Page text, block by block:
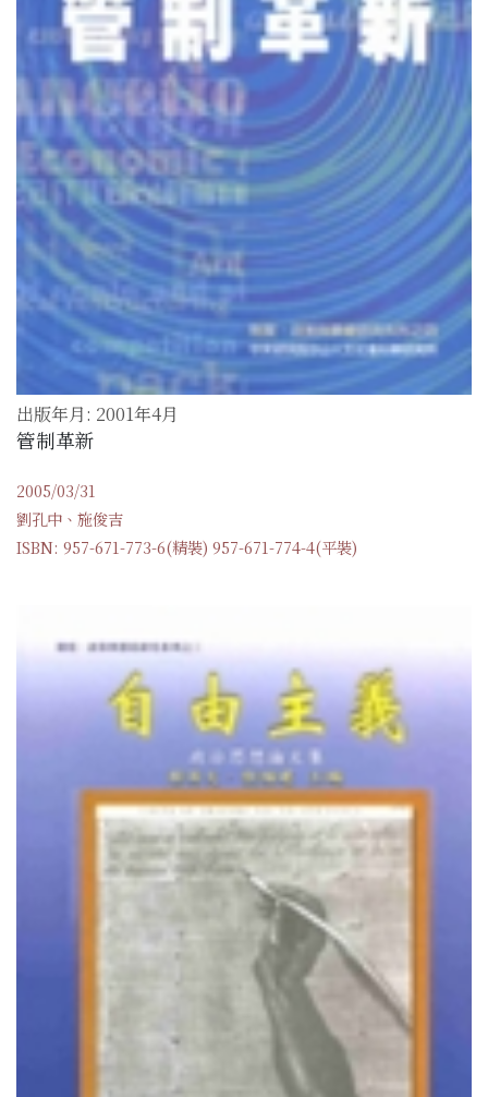
出版年月: 2001年4月
管制革新
2005/03/31
劉孔中、施俊吉
ISBN: 957-671-773-6(精裝) 957-671-774-4(平裝)